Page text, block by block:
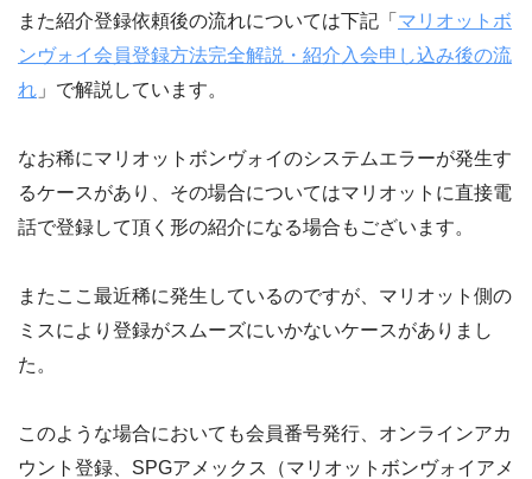
また紹介登録依頼後の流れについては下記「 マリオットボ
ンヴォイ会員登録方法完全解説・紹介入会申し込み後の流
れ 」で解説しています。
なお稀にマリオットボンヴォイのシステムエラーが発生す
るケースがあり、その場合についてはマリオットに直接電
話で登録して頂く形の紹介になる場合もございます。
またここ最近稀に発生しているのですが、マリオット側の
ミスにより登録がスムーズにいかないケースがありまし
た。
このような場合においても会員番号発行、オンラインアカ
ウント登録、SPGアメックス（マリオットボンヴォイアメ